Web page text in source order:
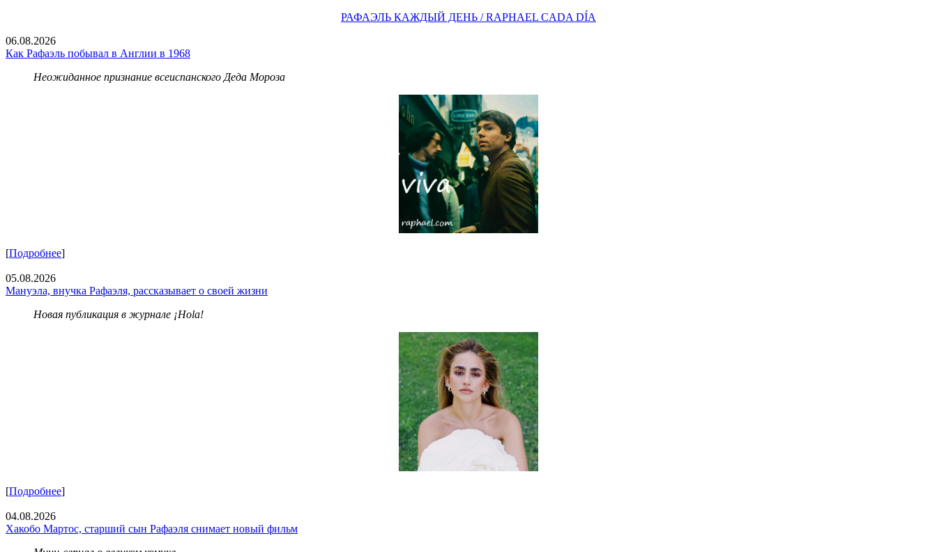
РАФАЭЛЬ КАЖДЫЙ ДЕНЬ / RAPHAEL CADA DÍA
06.08.2026
Как Рафаэль побывал в Англии в 1968
Неожиданное признание всеиспанского Деда Мороза
[Подробнее]
05.08.2026
Мануэла, внучка Рафаэля, рассказывает о своей жизни
Новая публикация в журнале ¡Hola!
[Подробнее]
04.08.2026
Хакобо Мартос, старший сын Рафаэля снимает новый фильм